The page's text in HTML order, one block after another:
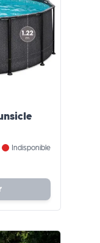
Indisponible